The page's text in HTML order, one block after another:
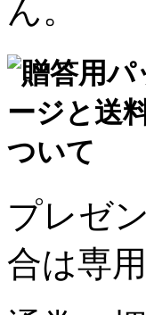
ん。
プレゼ
合は専